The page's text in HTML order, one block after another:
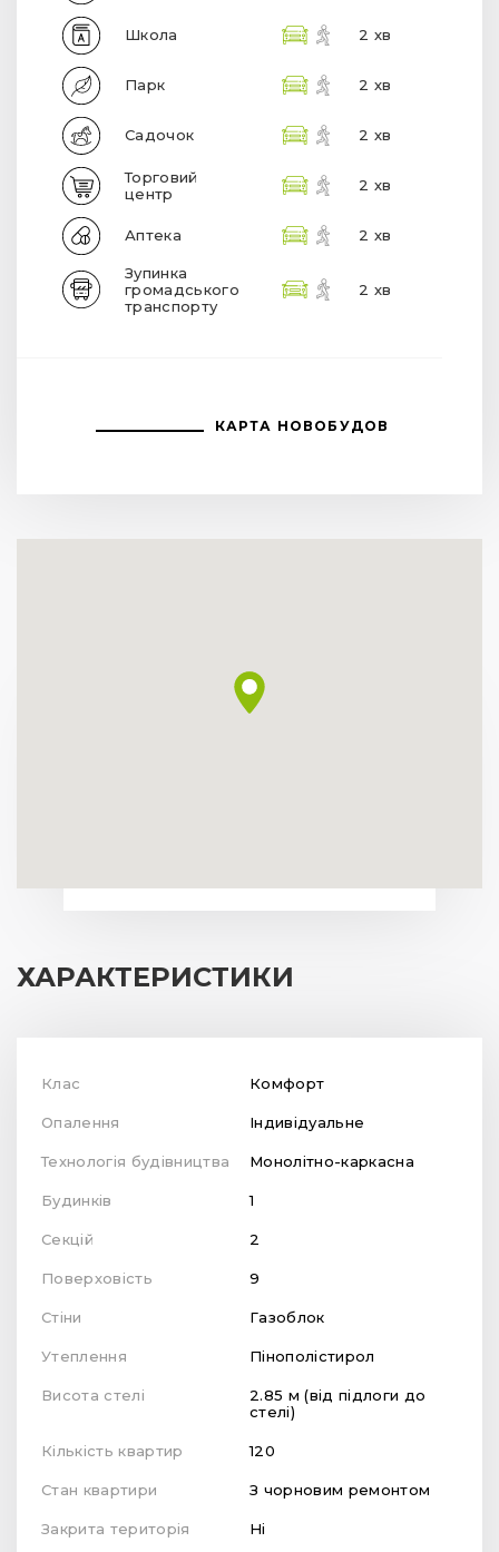
Школа 2 хв
Парк 2 хв
Садочок 2 хв
Торговий
центр
2 хв
Аптека 2 хв
Зупинка
громадського
транспорту
2 хв
КАРТА НОВОБУДОВ
ХАРАКТЕРИСТИКИ
Клас Комфорт
Опалення Індивідуальне
Технологія будівництва Монолітно-каркасна
Будинків 1
Секцій 2
Поверховість 9
Стіни Газоблок
Утеплення Пінополістирол
Висота стелі
2.85 м (від підлоги до
стелі)
Кількість квартир 120
Стан квартири З чорновим ремонтом
Закрита територія Ні